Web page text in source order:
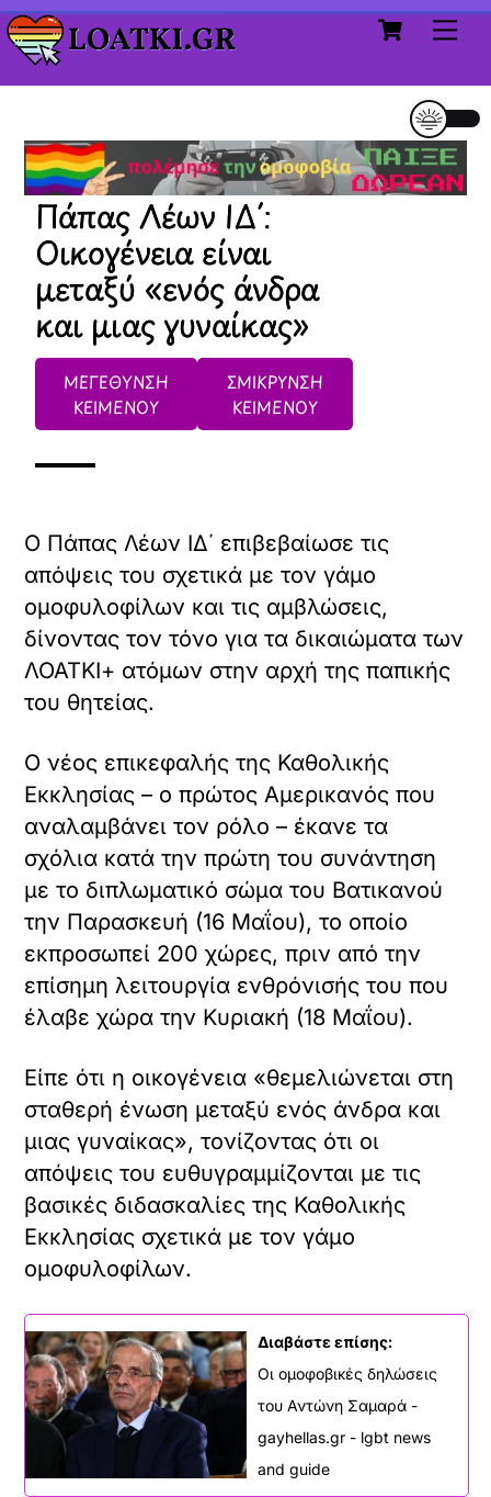
Skip
to
content
Cart
Πάπας Λέων ΙΔ΄:
Oικογένεια είναι
μεταξύ «ενός άνδρα
και μιας γυναίκας»
ΜΕΓΕΘΥΝΣΗ
ΚΕΙΜΕΝΟΥ
ΣΜΙΚΡΥΝΣΗ
ΚΕΙΜΕΝΟΥ
Ο Πάπας Λέων ΙΔ΄ επιβεβαίωσε τις
απόψεις του σχετικά με τον γάμο
ομοφυλοφίλων και τις αμβλώσεις,
δίνοντας τον τόνο για τα δικαιώματα των
ΛΟΑΤΚΙ+ ατόμων στην αρχή της παπικής
του θητείας.
Ο νέος επικεφαλής της Καθολικής
Εκκλησίας – ο πρώτος Αμερικανός που
αναλαμβάνει τον ρόλο – έκανε τα
σχόλια κατά την πρώτη του συνάντηση
με το διπλωματικό σώμα του Βατικανού
την Παρασκευή (16 Μαΐου), το οποίο
εκπροσωπεί 200 χώρες, πριν από την
επίσημη λειτουργία ενθρόνισής του που
έλαβε χώρα την Κυριακή (18 Μαΐου).
Είπε ότι η οικογένεια «θεμελιώνεται στη
σταθερή ένωση μεταξύ ενός άνδρα και
μιας γυναίκας», τονίζοντας ότι οι
απόψεις του ευθυγραμμίζονται με τις
βασικές διδασκαλίες της Καθολικής
Εκκλησίας σχετικά με τον γάμο
ομοφυλοφίλων.
Διαβάστε επίσης:
Οι ομοφοβικές δηλώσεις
του Αντώνη Σαμαρά -
gayhellas.gr - lgbt news
and guide